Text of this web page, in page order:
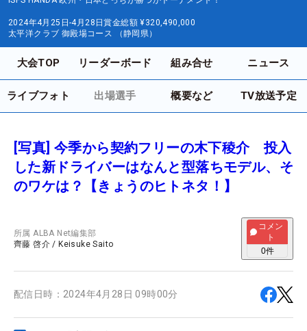
2024年4月25日-4月28日賞金総額 ¥320,490,000
太平洋クラブ 御殿場コース （静岡県）
大会TOP リーダーボード 組み合せ ニュース
ライブフォト 出場選手 概要など TV放送予定
[写真] 今季から契約フリーの木下稜介 投入
した新ドライバーはなんと型落ちモデル、そ
のワケは？【きょうのヒトネタ！】
所属ALBA Net編集部
齊藤 啓介 / Keisuke Saito
コメン
ト
0件
配信日時： 2024年4月28日 09時00分